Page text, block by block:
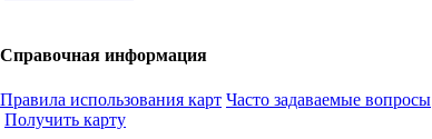
Справочная информация
Правила использования карт Часто задаваемые вопросы
Получить карту